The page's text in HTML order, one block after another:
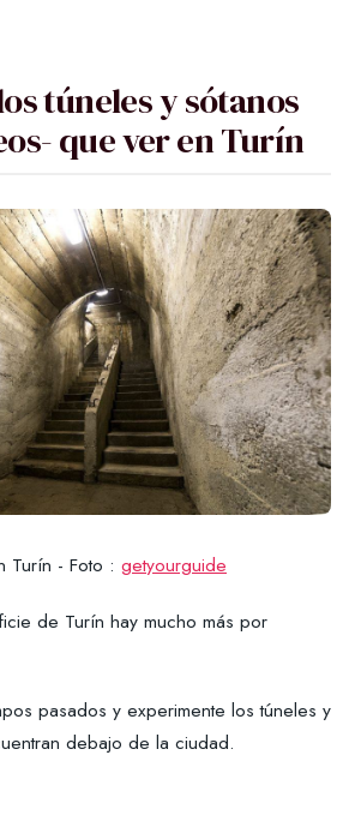
túneles y sótanos
que ver en Turín
Turín - Foto : getyourguide
de Turín hay mucho más por
pasados ​​y experimente los túneles y
debajo de la ciudad.